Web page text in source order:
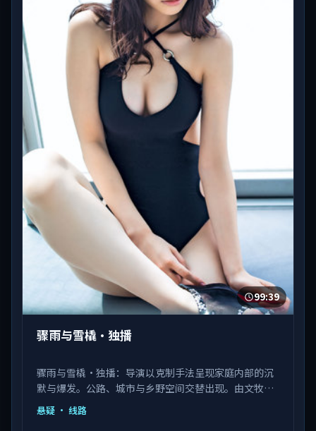
99:39
骤雨与雪橇·独播
骤雨与雪橇·独播：导演以克制手法呈现家庭内部的沉
默与爆发。公路、城市与乡野空间交替出现。由文牧野
执导，秦海璐、文淇、邓恩熙等主演，意大利出品，类
型为悬疑。
悬疑 · 线路